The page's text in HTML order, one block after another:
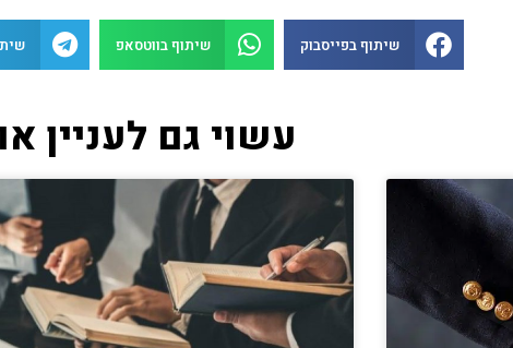
שיתוף בפייסבוק שיתוף בווטסאפ
עשוי גם לעניין